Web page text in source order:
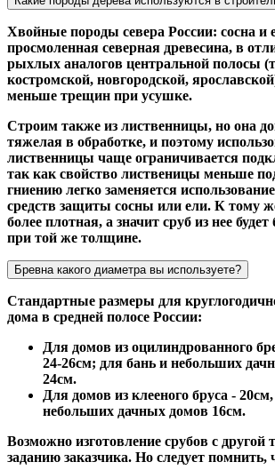
Хвойные породы севера России: сосна и
просмоленная северная древесина, в
рыхлых аналогов центральной полосы
костромской, новгородской,
меньше трещин при усушке.
Строим также из лиственницы, но она
тяжелая в обработке, и поэтому
лиственницы чаще ограничивается
так как свойство лиственицы меньше
гниению легко заменяется
средств защиты сосны или ели. К тому
более плотная, а значит сруб из нее
при той же толщине.
Бревна какого диаметра вы используете?
Стандартные размеры для
дома в средней полосе России:
Для домов из оцилиндрованного
24-26см; для бань и небольших
24см.
Для домов из клееного бруса -
небольших дачных домов 16см.
Возможно изготовление срубов с другой
заданию заказчика. Но следует помнить,